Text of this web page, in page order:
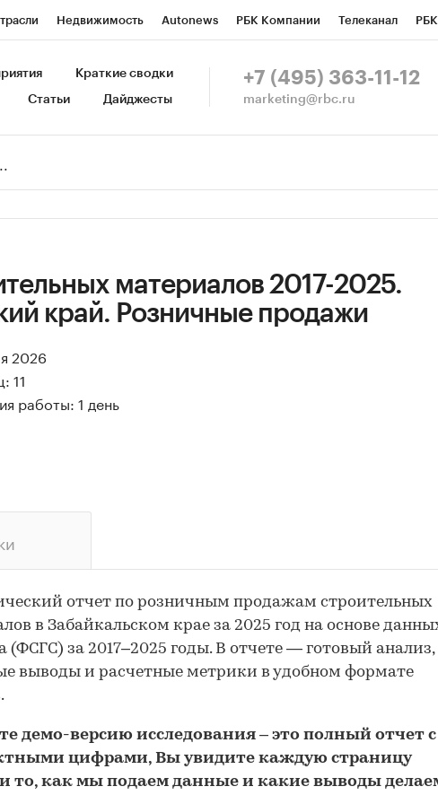
Недвижимость Autonews РБК Компании Телеканал
Спецпроекты СПб Конференции СПб Спецпроекты
Краткие сводки
Статьи Дайджесты
+7 (495) 363-11-12
marketing@rbc.ru
материалов 2017-2025.
край. Розничные продажи
2026
11
работы: 1 день
отчет по розничным продажам строительных
в Забайкальском крае за 2025 год на основе
(ФСГС) за 2017–2025 годы. В отчете — готовый анализ,
выводы и расчетные метрики в удобном формате
демо-версию исследования – это полный отчет с
цифрами, Вы увидите каждую страницу
то, как мы подаем данные и какие выводы